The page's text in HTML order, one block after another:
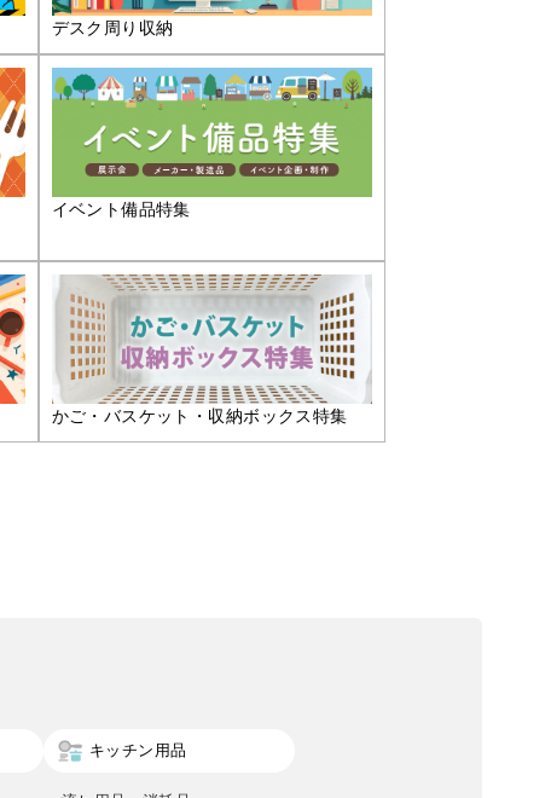
デスク周り収納
イベント備品特集
かご・バスケット・収納ボックス特集
キッチン用品